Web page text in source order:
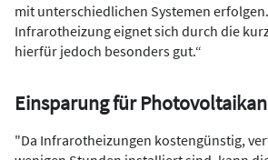
mit unterschiedlichen Systemen
Infrarotheizung eignet sich durch die
hierfür jedoch besonders gut.“
Einsparung für
"Da Infrarotheizungen kostengünstig,